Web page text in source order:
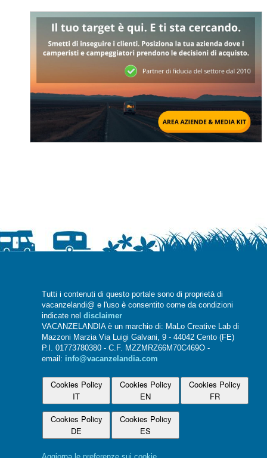
Tutti i contenuti di questo portale sono di proprietà di
vacanzelandi@ e l'uso è consentito come da condizioni
indicate nel disclaimer
VACANZELANDIA è un marchio di: MaLo Creative Lab di
Mazzoni Marzia Via Luigi Galvani, 9 - 44042 Cento (FE)
P.I. 01773780380 - C.F. MZZMRZ66M70C469O -
email: info@vacanzelandia.com
Cookies Policy
IT
Cookies Policy
EN
Cookies Policy
FR
Cookies Policy
DE
Cookies Policy
ES